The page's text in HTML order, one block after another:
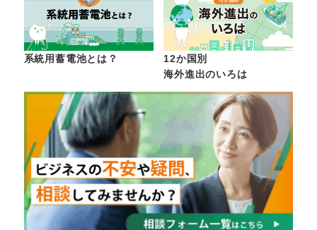
系統用蓄電池とは？
12か国別
海外進出のいろは